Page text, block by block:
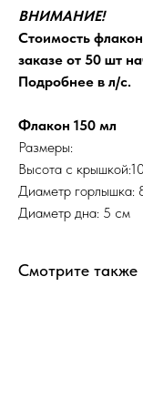
ВНИМАНИЕ!
Стоимость
заказе от 50 шт
Подробнее в л/с.
Флакон 150 мл
Размеры:
Высота с
Диаметр горлышка:
Диаметр дна: 5 см
Смотрите также